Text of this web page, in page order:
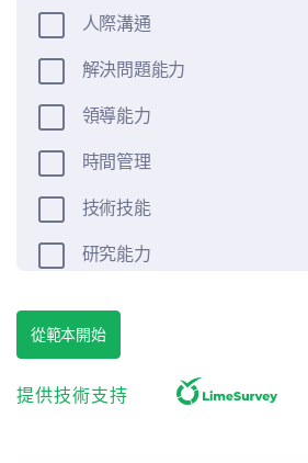
人際溝通
解決問題能力
領導能力
時間管理
技術技能
研究能力
請簡要描述您目前/最近的角色。
從範本開始
提供技術支持